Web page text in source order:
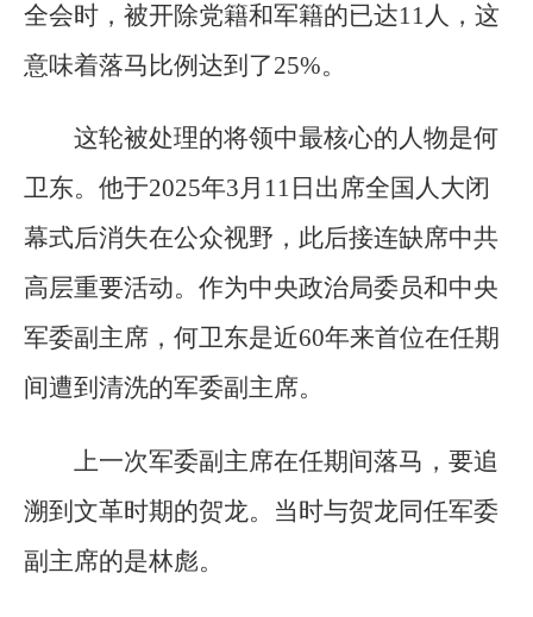
全会时，被开除党籍和军籍的已达11人，这
意味着落马比例达到了25%。
这轮被处理的将领中最核心的人物是何
卫东。他于2025年3月11日出席全国人大闭
幕式后消失在公众视野，此后接连缺席中共
高层重要活动。作为中央政治局委员和中央
军委副主席，何卫东是近60年来首位在任期
间遭到清洗的军委副主席。
上一次军委副主席在任期间落马，要追
溯到文革时期的贺龙。当时与贺龙同任军委
副主席的是林彪。